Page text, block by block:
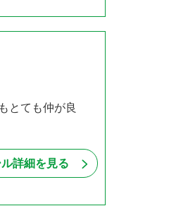
とても仲が良
詳細を見る